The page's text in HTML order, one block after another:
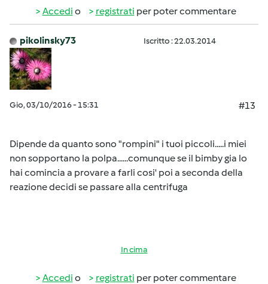
Accedi o registrati per poter commentare
pikolinsky73 Iscritto : 22.03.2014
Gio, 03/10/2016 - 15:31 #13
Dipende da quanto sono "rompini" i tuoi piccoli.....i miei
non sopportano la polpa......comunque se il bimby gia lo
hai comincia a provare a farli cosi' poi a seconda della
reazione decidi se passare alla centrifuga
In cima
Accedi o registrati per poter commentare